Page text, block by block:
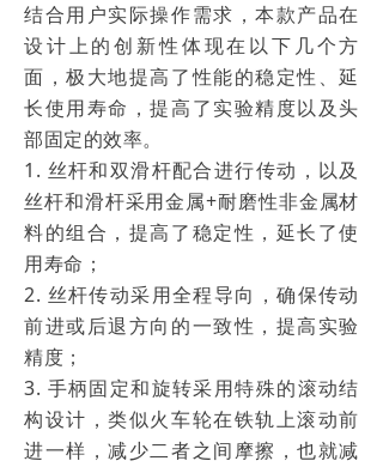
结合用户实际操作需求，本款产品在
设计上的创新性体现在以下几个方
面，极大地提高了性能的稳定性、延
长使用寿命，提高了实验精度以及头
部固定的效率。
1. 丝杆和双滑杆配合进行传动，以及
丝杆和滑杆采用金属+耐磨性非金属材
料的组合，提高了稳定性，延长了使
用寿命；
2. 丝杆传动采用全程导向，确保传动
前进或后退方向的一致性，提高实验
精度；
3. 手柄固定和旋转采用特殊的滚动结
构设计，类似火车轮在铁轨上滚动前
进一样，减少二者之间摩擦，也就减